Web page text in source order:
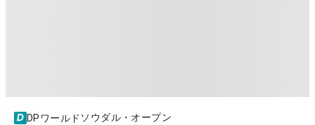
DPワールド ソウダル・オープン